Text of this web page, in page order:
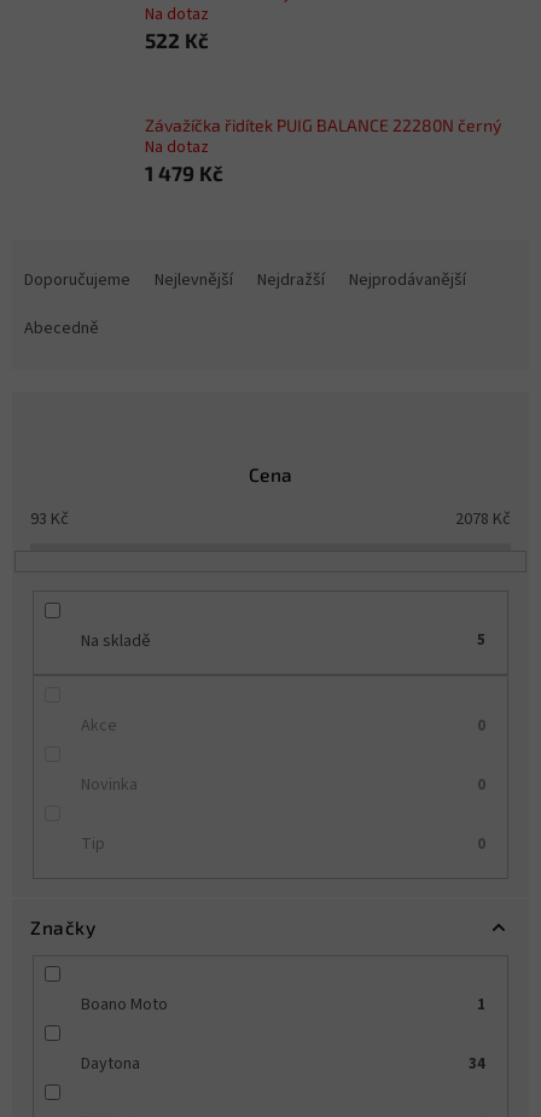
Na dotaz
522 Kč
Závažíčka řidítek PUIG BALANCE 22280N černý
Na dotaz
1 479 Kč
Doporučujeme Nejlevnější Nejdražší
Nejprodávanější
Abecedně
Cena
93 Kč 2078 Kč
Na skladě 5
Akce 0
Novinka 0
Tip 0
Značky
Boano Moto 1
Daytona 34